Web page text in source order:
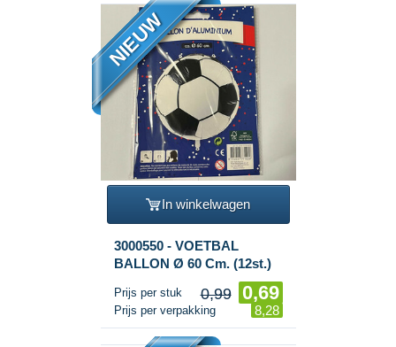
NIEUW
In winkelwagen
3000550 - VOETBAL
BALLON Ø 60 Cm. (12st.)
Prijs per stuk 0,99 0,69
Prijs per verpakking 8,28